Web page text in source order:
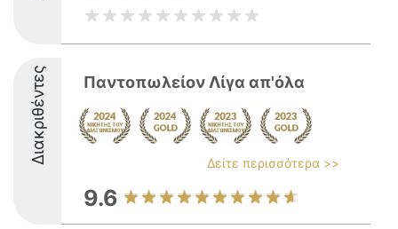
Διακριθέντες Παντοπωλείον Λίγα απ'όλα
Δείτε περισσότερα >>
9.6